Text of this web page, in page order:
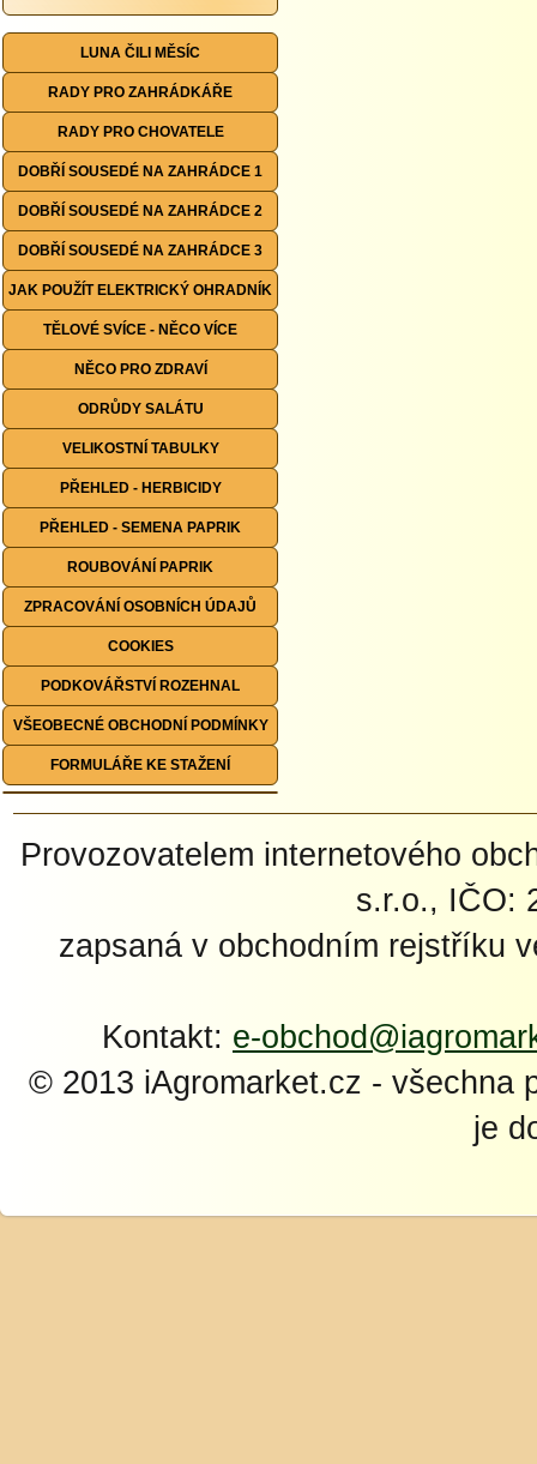
LUNA ČILI MĚSÍC
RADY PRO ZAHRÁDKÁŘE
RADY PRO CHOVATELE
DOBŘÍ SOUSEDÉ NA ZAHRÁDCE 1
DOBŘÍ SOUSEDÉ NA ZAHRÁDCE 2
DOBŘÍ SOUSEDÉ NA ZAHRÁDCE 3
JAK POUŽÍT ELEKTRICKÝ OHRADNÍK
TĚLOVÉ SVÍCE - NĚCO VÍCE
NĚCO PRO ZDRAVÍ
ODRŮDY SALÁTU
VELIKOSTNÍ TABULKY
PŘEHLED - HERBICIDY
PŘEHLED - SEMENA PAPRIK
ROUBOVÁNÍ PAPRIK
ZPRACOVÁNÍ OSOBNÍCH ÚDAJŮ
COOKIES
PODKOVÁŘSTVÍ ROZEHNAL
VŠEOBECNÉ OBCHODNÍ PODMÍNKY
FORMULÁŘE KE STAŽENÍ
Provozovatelem internetového
s.r.o., IČO:
zapsaná v obchodním rejstříku
Kontakt: e-
© 2013 iAgromarket.cz - všechna
je